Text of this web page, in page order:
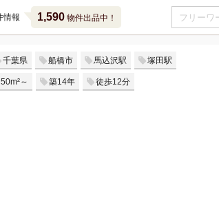
情報 1,590物件出品中！
千葉県 船橋市 馬込沢駅 塚田駅
～ 築14年 徒歩12分